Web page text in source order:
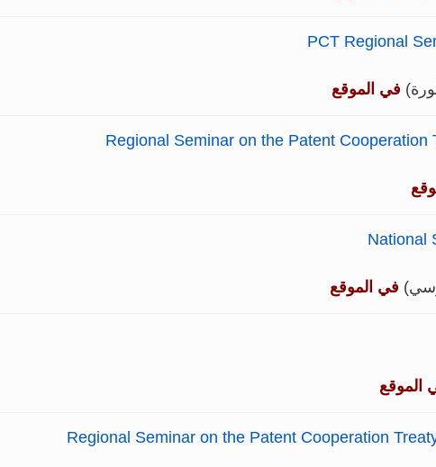
PCT Regional
في الموقع
Regional Seminar on the Patent
National
في الموقع
الموقع
Regional Seminar on the Patent Cooperation